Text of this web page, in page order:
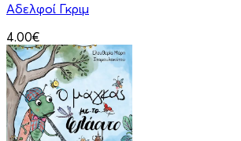
Αδελφοί Γκριμ
4.00€